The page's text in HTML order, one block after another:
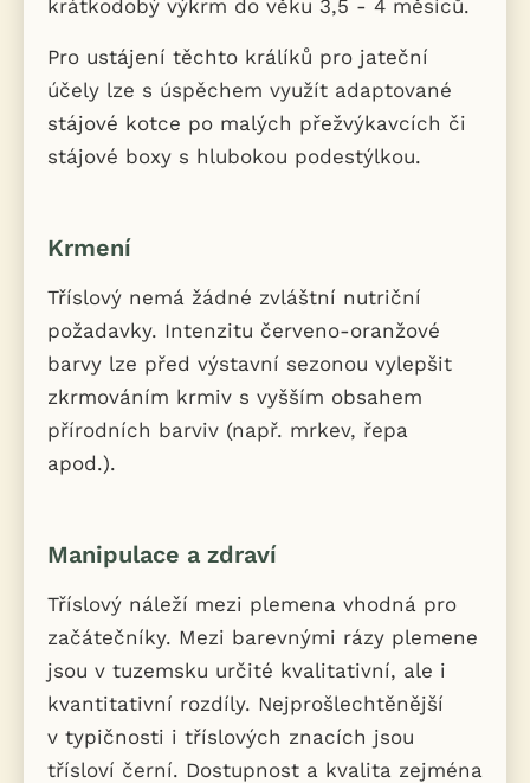
krátkodobý výkrm do věku 3,5 - 4 měsíců.
Pro ustájení těchto králíků pro jateční
účely lze s úspěchem využít adaptované
stájové kotce po malých přežvýkavcích či
stájové boxy s hlubokou podestýlkou.
Krmení
Tříslový nemá žádné zvláštní nutriční
požadavky. Intenzitu červeno-oranžové
barvy lze před výstavní sezonou vylepšit
zkrmováním krmiv s vyšším obsahem
přírodních barviv (např. mrkev, řepa
apod.).
Manipulace a zdraví
Tříslový náleží mezi plemena vhodná pro
začátečníky. Mezi barevnými rázy plemene
jsou v tuzemsku určité kvalitativní, ale i
kvantitativní rozdíly. Nejprošlechtěnější
v typičnosti i tříslových znacích jsou
třísloví černí. Dostupnost a kvalita zejména